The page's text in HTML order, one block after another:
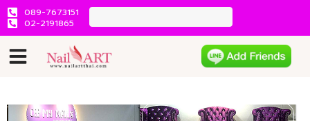
089-7673151
02-2191865